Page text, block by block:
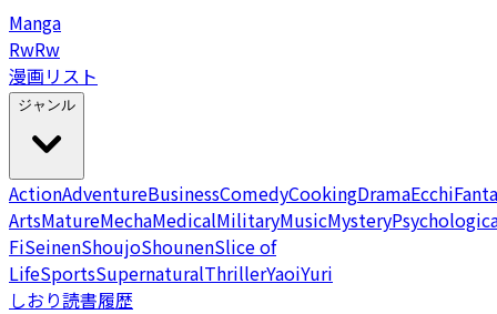
Manga
RwRw
漫画リスト
ジャンル
ActionAdventureBusinessComedyCookingDramaEcchi
ArtsMatureMechaMedicalMilitaryMusicMystery
FiSeinenShoujoShounenSlice of
LifeSportsSupernaturalThrillerYaoiYuri
しおり読書履歴